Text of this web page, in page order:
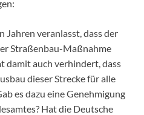
Jahren veranlasst, dass der
Straßenbau-Maßnahme
damit auch verhindert, dass
dieser Strecke für alle
es dazu eine Genehmigung
Hat die Deutsche